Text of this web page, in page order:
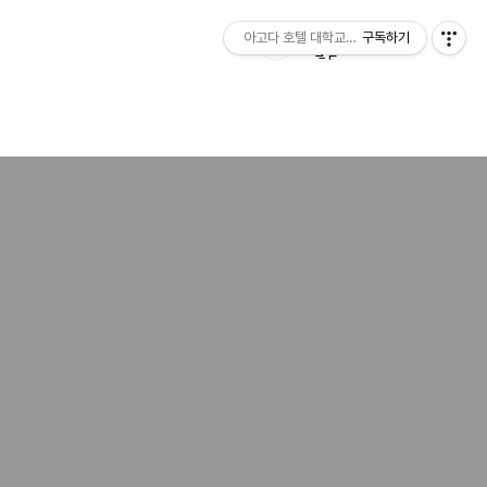
아고다 호텔 대학교닷컴구독하기